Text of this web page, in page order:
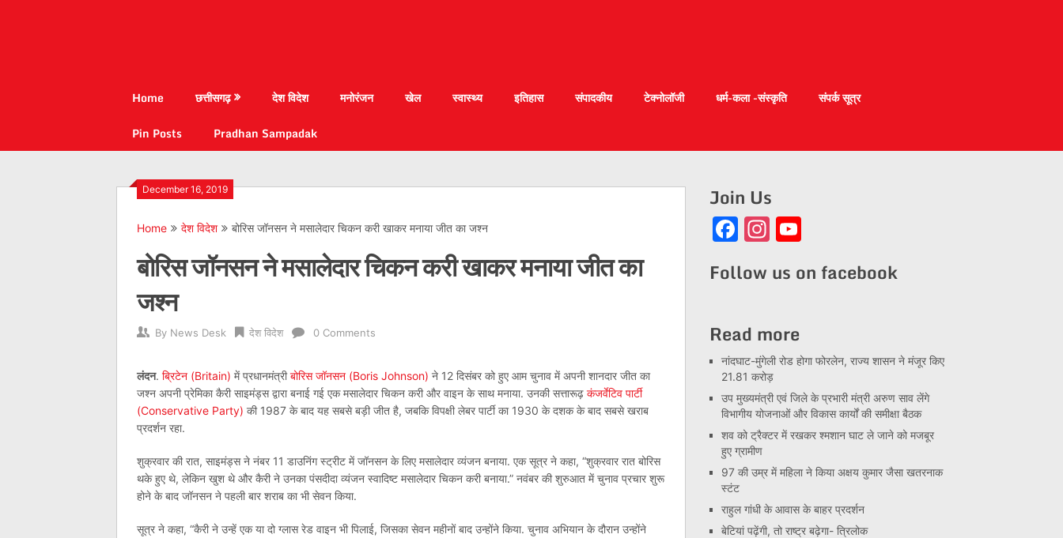
Home छत्तीसगढ़ देश विदेश मनोरंजन खेल स्वास्थ्य इतिहास संपादकीय टेक्नोलॉजी धर्म-कला -संस्कृति
संपर्क सूत्र
Pin Posts
Pradhan Sampadak
December 16, 2019
Home देश विदेश बोरिस जॉनसन ने मसालेदार चिकन करी खाकर मनाया जीत का जश्‍न
बोरिस जॉनसन ने मसालेदार चिकन करी खाकर मनाया जीत का
जश्‍न
By News Desk देश विदेश 0 Comments
लंदन. ब्रिटेन (Britain) में प्रधानमंत्रीबोरिस जॉनसन (Boris Johnson) ने 12 दिसंबर को हुए आम चुनाव में अपनी शानदार जीत का
जश्न अपनी प्रेमिका कैरी साइमंड्स द्वारा बनाई गई एक मसालेदार चिकन करी और वाइन के साथ मनाया. उनकी सत्तारूढ़ कंजर्वेटिव पार्टी
(Conservative Party) की 1987 के बाद यह सबसे बड़ी जीत है, जबकि विपक्षी लेबर पार्टी का 1930 के दशक के बाद सबसे खराब
प्रदर्शन रहा.
शुक्रवार की रात, साइमंड्स ने नंबर 11 डाउनिंग स्ट्रीट में जॉनसन के लिए मसालेदार व्यंजन बनाया. एक सूत्र ने कहा, “शुक्रवार रात बोरिस
थके हुए थे, लेकिन खुश थे और कैरी ने उनका पंसदीदा व्यंजन स्वादिष्ट मसालेदार चिकन करी बनाया.” नवंबर की शुरुआत में चुनाव प्रचार शुरू
होने के बाद जॉनसन ने पहली बार शराब का भी सेवन किया.
सूत्र ने कहा, “कैरी ने उन्हें एक या दो ग्लास रेड वाइन भी पिलाई, जिसका सेवन महीनों बाद उन्होंने किया. चुनाव अभियान के दौरान उन्होंने
Join Us
Facebook
Instagram
Follow us on facebook
Read more
नांदघाट-मुंगेली रोड होगा फोरलेन, राज्य शासन ने मंजूर किए
21.81 करोड़
उप मुख्यमंत्री एवं जिले के प्रभारी मंत्री अरुण साव लेंगे
विभागीय योजनाओं और विकास कार्यों की समीक्षा बैठक
शव को ट्रैक्टर में रखकर श्मशान घाट ले जाने को मजबूर
हुए ग्रामीण
97 की उम्र में महिला ने किया अक्षय कुमार जैसा खतरनाक
स्टंट
राहुल गांधी के आवास के बाहर प्रदर्शन
बेटियां पढ़ेंगी, तो राष्ट्र बढ़ेगा- त्रिलोक